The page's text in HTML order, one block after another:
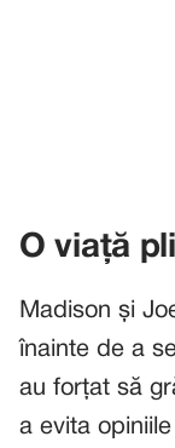
O viață
Madison și
înainte de a
au forțat să
a evita